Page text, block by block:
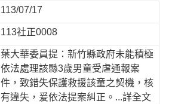
113/07/17
113社正0008
葉大華委員提：新竹縣政府未能積極
依法處理該縣3歲男童受虐通報案
件，致錯失保護救援該童之契機，核
有違失，爰依法提案糾正。 ...詳全文